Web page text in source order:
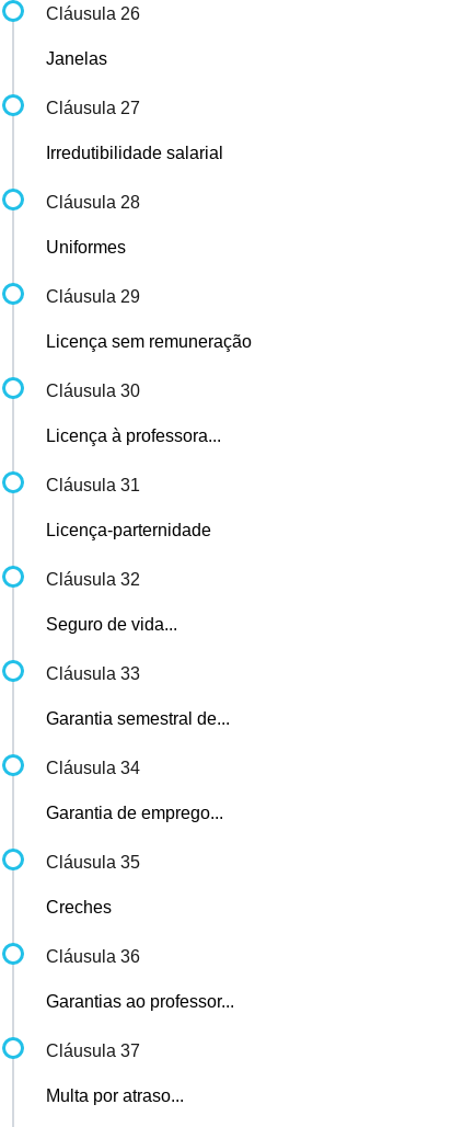
Cláusula 26
Janelas
Cláusula 27
Irredutibilidade salarial
Cláusula 28
Uniformes
Cláusula 29
Licença sem remuneração
Cláusula 30
Licença à professora...
Cláusula 31
Licença-parternidade
Cláusula 32
Seguro de vida...
Cláusula 33
Garantia semestral de...
Cláusula 34
Garantia de emprego...
Cláusula 35
Creches
Cláusula 36
Garantias ao professor...
Cláusula 37
Multa por atraso...